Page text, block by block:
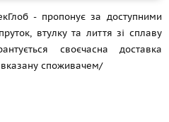
- пропонує за доступними
втулку та лиття зі сплаву
своєчасна доставка
вказану споживачем/